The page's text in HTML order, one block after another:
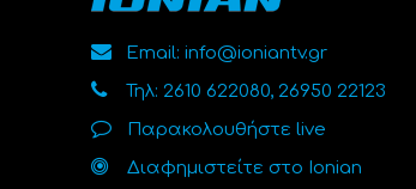
Email: info@ioniantv.gr
Τηλ: 2610 622080, 26950 22123
Παρακολουθήστε live
Διαφημιστείτε στο Ionian